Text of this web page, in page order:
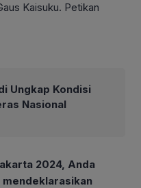
Kaisuku. Petikan
Ungkap Kondisi
Nasional
2024, Anda
mendeklarasikan